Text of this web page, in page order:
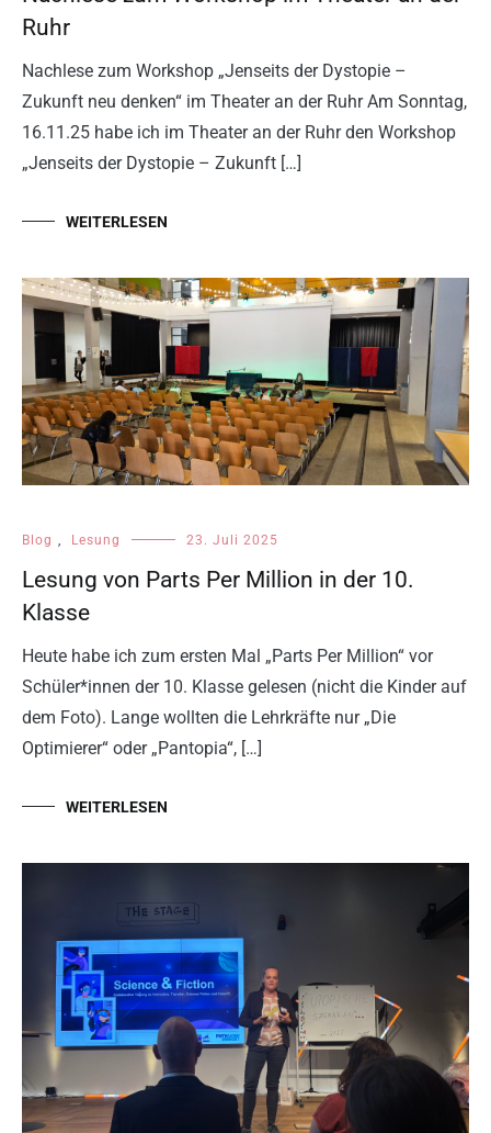
Ruhr
Nachlese zum Workshop „Jenseits der Dystopie –
Zukunft neu denken“ im Theater an der Ruhr Am Sonntag,
16.11.25 habe ich im Theater an der Ruhr den Workshop
„Jenseits der Dystopie – Zukunft […]
WEITERLESEN
Blog , Lesung 23. Juli 2025
Lesung von Parts Per Million in der 10.
Klasse
Heute habe ich zum ersten Mal „Parts Per Million“ vor
Schüler*innen der 10. Klasse gelesen (nicht die Kinder auf
dem Foto). Lange wollten die Lehrkräfte nur „Die
Optimierer“ oder „Pantopia“, […]
WEITERLESEN